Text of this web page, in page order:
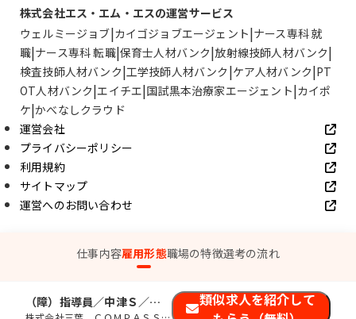
仕事内容雇用形態職場の特徴選考の流れ
（障）指導員／中津Ｓ／発達障がい児指導
類似求人を紹介して
株式会社エス・エム・エスの運営サービス
ウェルミージョブ カイゴジョブエージェント ナース専科 就
職 ナース専科 転職 保育士人材バンク 放射線技師人材バンク
検査技師人材バンク 工学技師人材バンク ケア人材バンク PT
OT人材バンク エイチエ 国試黒本治療家エージェント カイポ
ケ かべなしクラウド
運営会社
プライバシーポリシー
利用規約
サイトマップ
運営へのお問い合わせ